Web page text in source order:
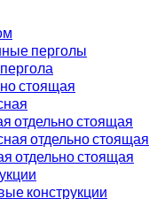
перголы
стоящая
отдельно стоящая
отдельно стоящая
отдельно стоящая
конструкции